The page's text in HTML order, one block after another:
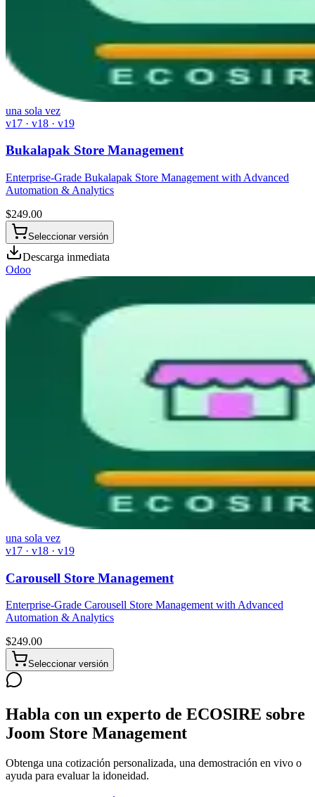
una sola vez
v17 · v18 · v19
Bukalapak Store Management
Enterprise-Grade Bukalapak Store Management with Advanced
Automation & Analytics
$249.00
Seleccionar versión
Descarga inmediata
Odoo
una sola vez
v17 · v18 · v19
Carousell Store Management
Enterprise-Grade Carousell Store Management with Advanced
Automation & Analytics
$249.00
Seleccionar versión
Habla con un experto de ECOSIRE sobre
Joom Store Management
Obtenga una cotización personalizada, una demostración en vivo o
ayuda para evaluar la idoneidad.